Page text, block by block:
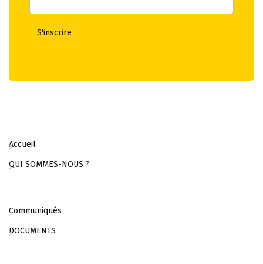
Accueil
QUI SOMMES-NOUS ?
Communiqués
DOCUMENTS